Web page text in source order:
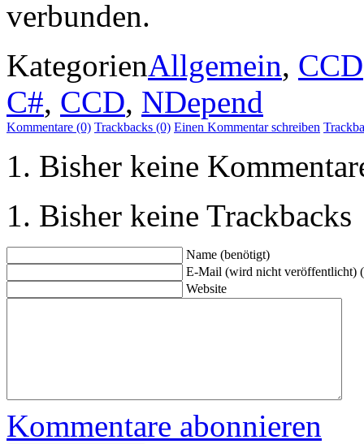
verbunden.
KategorienAllgemein, CCD
C#, CCD, NDepend
Kommentare (0) Trackbacks (0) Einen Kommentar schreiben
Bisher keine
Bisher keine Trackbacks
Name (benötigt)
E-Mail (wird nicht veröffentlicht)
Website
Kommentare abonnieren